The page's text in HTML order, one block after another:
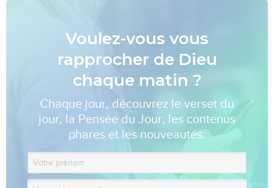
Voulez-vous vous
rapprocher de Dieu
chaque matin ?
Chaque jour, découvrez le verset du
jour, la Pensée du Jour, les contenus
phares et les nouveautés.